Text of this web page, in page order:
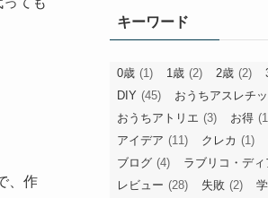
、作
ーキーワード
0歳 (1) 1歳 (2) 2歳 (2)
DIY (45) おうちアスレチ
おうちアトリエ (3) お得
アイデア (11) クレカ (1)
ブログ (4) ラブリコ・デ
レビュー (28) 失敗 (2)